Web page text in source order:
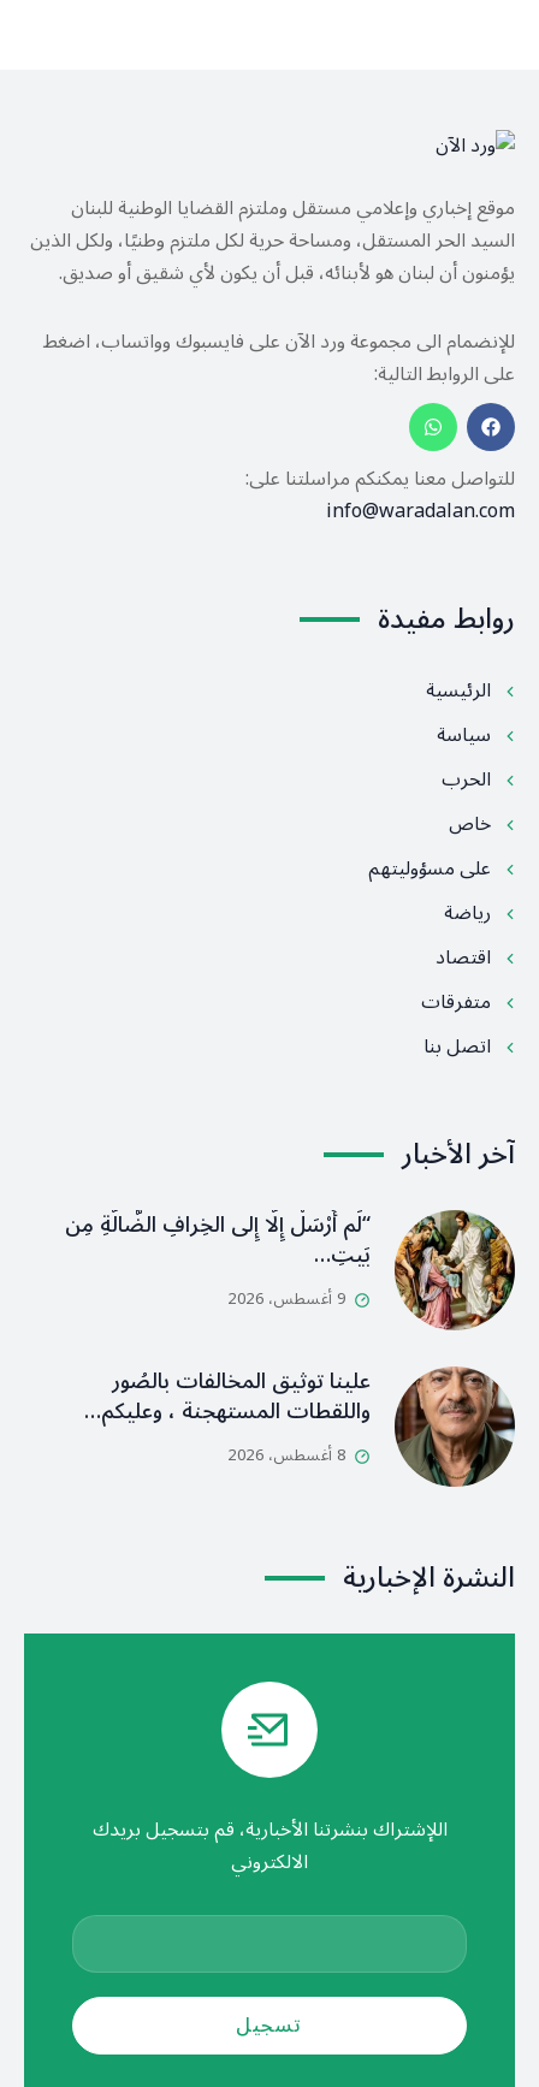
موقع إخباري وإعلامي مستقل وملتزم القضايا الوطنية للبنان
السيد الحر المستقل، ومساحة حرية لكل ملتزم وطنيًا، ولكل الذين
يؤمنون أن لبنان هو لأبنائه، قبل أن يكون لأي شقيق أو صديق.
للإنضمام الى مجموعة ورد الآن على فايسبوك وواتساب، اضغط
على الروابط التالية:
للتواصل معنا يمكنكم مراسلتنا على:
info@waradalan.com
روابط مفيدة
الرئيسية
سياسة
الحرب
خاص
على مسؤوليتهم
رياضة
اقتصاد
متفرقات
اتصل بنا
آخر الأخبار
“لَم أُرْسَلْ إِلَّا إِلى الخِرافِ الضَّالَّةِ مِن
بَيتِ…
9 أغسطس، 2026
علينا توثيق المخالفات بالصُور
واللقطات المستهجنة ، وعليكم…
8 أغسطس، 2026
النشرة الإخبارية
اللإشتراك بنشرتنا الأخبارية، قم بتسجيل بريدك
الالكتروني